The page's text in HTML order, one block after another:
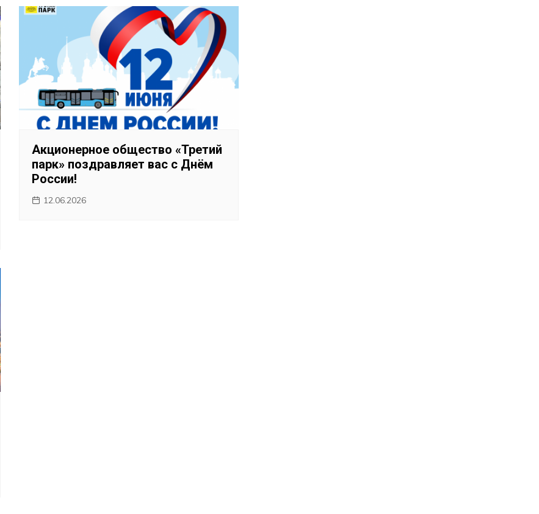
Акционерное общество «Третий
парк» поздравляет вас с Днём
России!
12.06.2026